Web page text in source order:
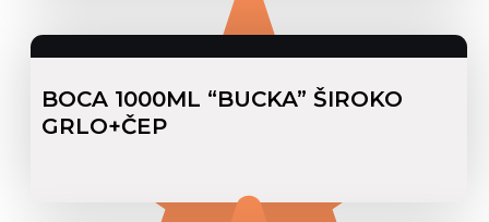
BOCA 1000ML “BUCKA” ŠIROKO
GRLO+ČEP